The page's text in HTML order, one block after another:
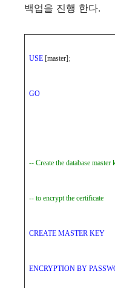
백업을 진행 한다.
USE [master];
GO
-- Create the database master
-- to encrypt the certificate
CREATE MASTER KEY
ENCRYPTION BY